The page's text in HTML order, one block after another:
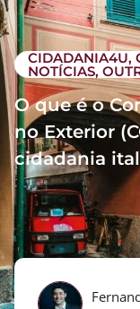
CIDADANIA4U,
NOTÍCIAS,
O que é o
no Exterior
cidadania